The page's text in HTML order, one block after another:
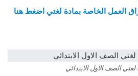
العمل الخاصة بمادة لغتي اضغط هنا
الصف الاول الابتدائي